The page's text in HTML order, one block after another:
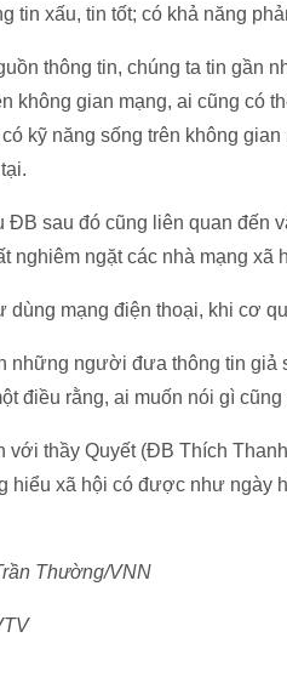
tin xấu, tin tốt; có khả năng
thông tin, chúng ta tin gần
không gian mạng, ai cũng có
kỹ năng sống trên không
ĐB sau đó cũng liên quan đến
nghiêm ngặt các nhà mạng xã
dùng mạng điện thoại, khi cơ
những người đưa thông tin
điều rằng, ai muốn nói gì
với thầy Quyết (ĐB Thích
hiểu xã hội có được như ngày
Thường/VNN